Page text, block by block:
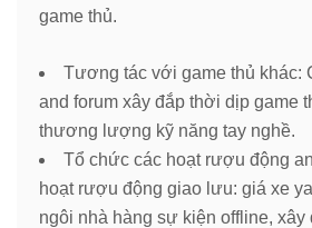
game thủ.
Tương tác với game thủ khác:
and forum xây đắp thời dịp game
thương lượng kỹ năng tay nghề.
Tổ chức các hoạt rượu động
hoạt rượu động giao lưu: giá xe
ngôi nhà hàng sự kiện offline, xây